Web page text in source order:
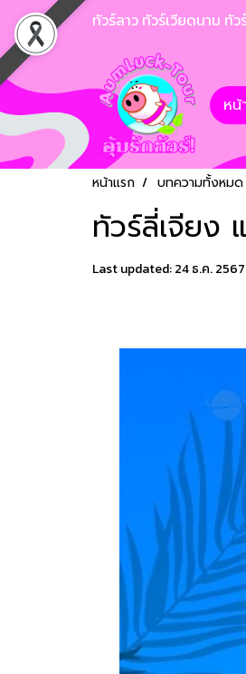
ทัวร์ลาว ทัวร์เวียดนาม ทั
หน้
หน้าแรก บทความทั้งหมด
ทัวร์ลี่เจียง
Last updated: 24 ธ.ค. 2567